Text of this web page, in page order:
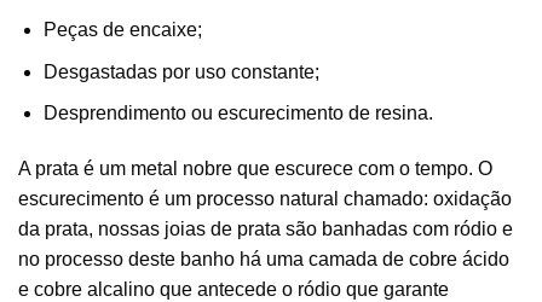
Peças de encaixe;
Desgastadas por uso constante;
Desprendimento ou escurecimento de resina.
A prata é um metal nobre que escurece com o tempo. O
escurecimento é um processo natural chamado: oxidação
da prata, nossas joias de prata são banhadas com ródio e
no processo deste banho há uma camada de cobre ácido
e cobre alcalino que antecede o ródio que garante